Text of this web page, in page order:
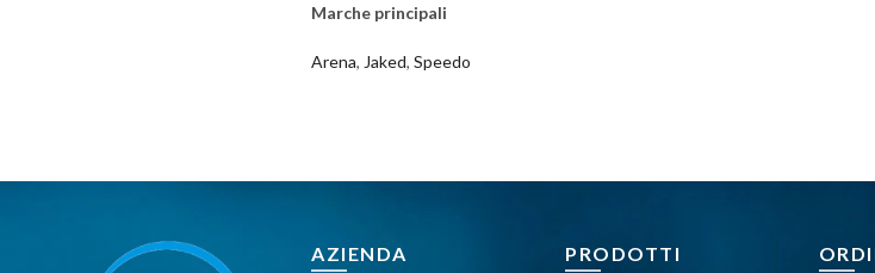
Marche principali
Arena, Jaked,Speedo
AZIENDA PRODOTTI